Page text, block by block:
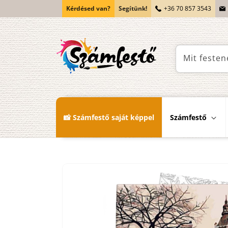
tartalomhoz
Kérdésed van? Segítünk! +36 70 857 3543
Mit
📸 Számfestő saját képpel Számfestő
termékadatokra